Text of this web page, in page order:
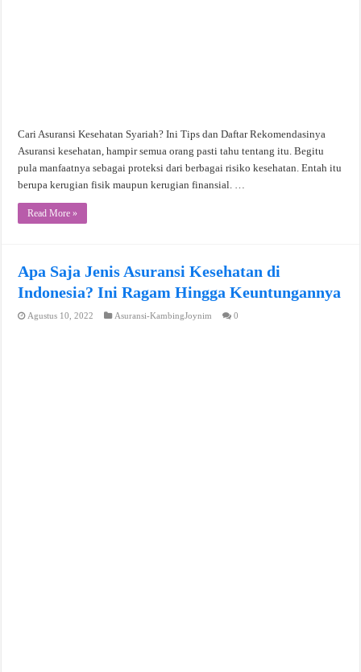
Cari Asuransi Kesehatan Syariah? Ini Tips dan Daftar Rekomendasinya
Asuransi kesehatan, hampir semua orang pasti tahu tentang itu. Begitu
pula manfaatnya sebagai proteksi dari berbagai risiko kesehatan. Entah itu
berupa kerugian fisik maupun kerugian finansial. …
Read More »
Apa Saja Jenis Asuransi Kesehatan di
Indonesia? Ini Ragam Hingga Keuntungannya
Agustus 10, 2022 Asuransi-KambingJoynim 0